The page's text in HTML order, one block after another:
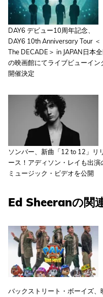
DAY6 デビュー10周年記念、
DAY6 10th Anniversary Tour ＜
The DECADE＞ in JAPAN日本
の映画館にてライブビューイン
開催決定
ソンバー、新曲「12 to 12」リ
ース！アディソン・レイも出演
ミュージック・ビデオを公開
Ed Sheeranの関
バックストリート・ボーイズ、